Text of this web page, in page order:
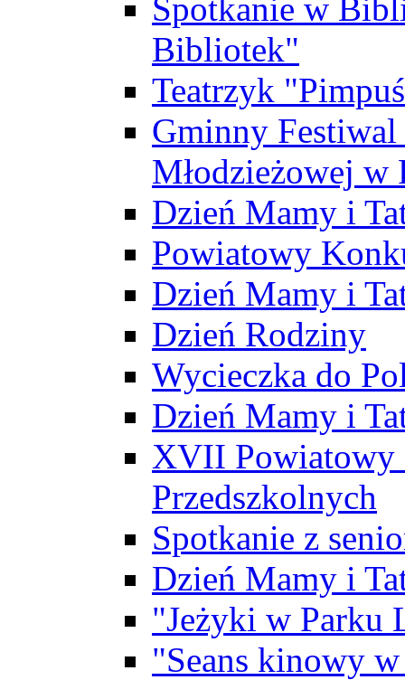
Spotkanie w
Bibliotek"
Teatrzyk
Gminny
Młodzieżowej w
Dzień Mamy i
Powiatowy
Dzień Mamy i
Dzień Rodziny
Wycieczka do
Dzień Mamy i
XVII Powiatowy
Przedszkolnych
Spotkanie z
Dzień Mamy i
"Jeżyki w Parku
"Seans kinowy